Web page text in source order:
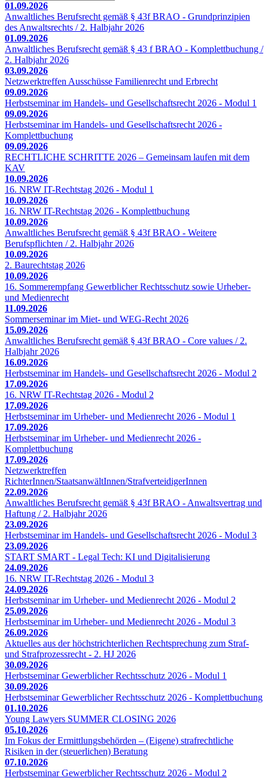
01.09.2026
Anwaltliches Berufsrecht gemäß § 43f BRAO - Grundprinzipien
des Anwaltsrechts / 2. Halbjahr 2026
01.09.2026
Anwaltliches Berufsrecht gemäß § 43 f BRAO - Komplettbuchung /
2. Halbjahr 2026
03.09.2026
Netzwerktreffen Ausschüsse Familienrecht und Erbrecht
09.09.2026
Herbstseminar im Handels- und Gesellschaftsrecht 2026 - Modul 1
09.09.2026
Herbstseminar im Handels- und Gesellschaftsrecht 2026 -
Komplettbuchung
09.09.2026
RECHTLICHE SCHRITTE 2026 – Gemeinsam laufen mit dem
KAV
10.09.2026
16. NRW IT-Rechtstag 2026 - Modul 1
10.09.2026
16. NRW IT-Rechtstag 2026 - Komplettbuchung
10.09.2026
Anwaltliches Berufsrecht gemäß § 43f BRAO - Weitere
Berufspflichten / 2. Halbjahr 2026
10.09.2026
2. Baurechtstag 2026
10.09.2026
16. Sommerempfang Gewerblicher Rechtsschutz sowie Urheber-
und Medienrecht
11.09.2026
Sommerseminar im Miet- und WEG-Recht 2026
15.09.2026
Anwaltliches Berufsrecht gemäß § 43f BRAO - Core values / 2.
Halbjahr 2026
16.09.2026
Herbstseminar im Handels- und Gesellschaftsrecht 2026 - Modul 2
17.09.2026
16. NRW IT-Rechtstag 2026 - Modul 2
17.09.2026
Herbstseminar im Urheber- und Medienrecht 2026 - Modul 1
17.09.2026
Herbstseminar im Urheber- und Medienrecht 2026 -
Komplettbuchung
17.09.2026
Netzwerktreffen
RichterInnen/StaatsanwältInnen/StrafverteidigerInnen
22.09.2026
Anwaltliches Berufsrecht gemäß § 43f BRAO - Anwaltsvertrag und
Haftung / 2. Halbjahr 2026
23.09.2026
Herbstseminar im Handels- und Gesellschaftsrecht 2026 - Modul 3
23.09.2026
START SMART - Legal Tech: KI und Digitalisierung
24.09.2026
16. NRW IT-Rechtstag 2026 - Modul 3
24.09.2026
Herbstseminar im Urheber- und Medienrecht 2026 - Modul 2
25.09.2026
Herbstseminar im Urheber- und Medienrecht 2026 - Modul 3
26.09.2026
Aktuelles aus der höchstrichterlichen Rechtsprechung zum Straf-
und Strafprozessrecht - 2. HJ 2026
30.09.2026
Herbstseminar Gewerblicher Rechtsschutz 2026 - Modul 1
30.09.2026
Herbstseminar Gewerblicher Rechtsschutz 2026 - Komplettbuchung
01.10.2026
Young Lawyers SUMMER CLOSING 2026
05.10.2026
Im Fokus der Ermittlungsbehörden – (Eigene) strafrechtliche
Risiken in der (steuerlichen) Beratung
07.10.2026
Herbstseminar Gewerblicher Rechtsschutz 2026 - Modul 2